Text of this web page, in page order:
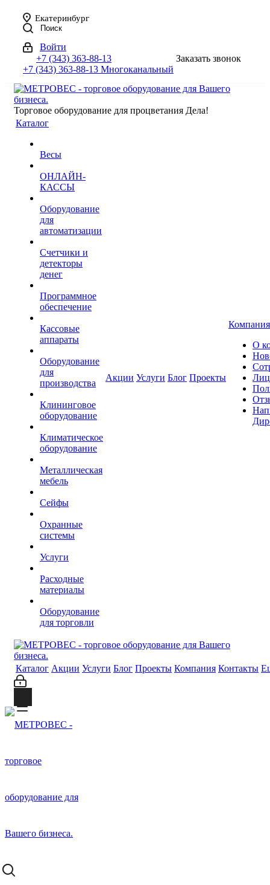
Екатеринбург
Поиск
Войти
+7 (343) 363-88-13
+7 (343) 363-88-13 Многоканальный
Заказать звонок
Торговое оборудование для процветания Дела!
Каталог
Весы
ОНЛАЙН-
КАССЫ
Оборудование
для
автоматизации
Счетчики и
детекторы
денег
Программное
обеспечение
Кассовые
аппараты
Оборудование
для
производства
Клининговое
оборудование
Климатическое
оборудование
Металлическая
мебель
Сейфы
Охранные
системы
Услуги
Расходные
материалы
Оборудование
для торговли
Акции Услуги Блог Проекты
Компания
О
Каталог Акции Услуги Блог Проекты Компания Контакты